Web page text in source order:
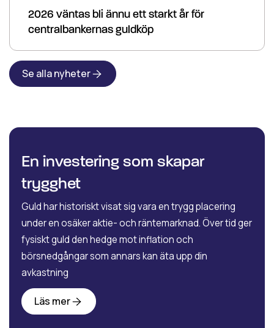
2026 väntas bli ännu ett starkt år för
centralbankernas guldköp
Se alla nyheter
En investering som skapar
trygghet
Guld har historiskt visat sig vara en trygg placering
under en osäker aktie- och räntemarknad. Över tid ger
fysiskt guld den hedge mot inflation och
börsnedgångar som annars kan äta upp din
avkastning
Läs mer